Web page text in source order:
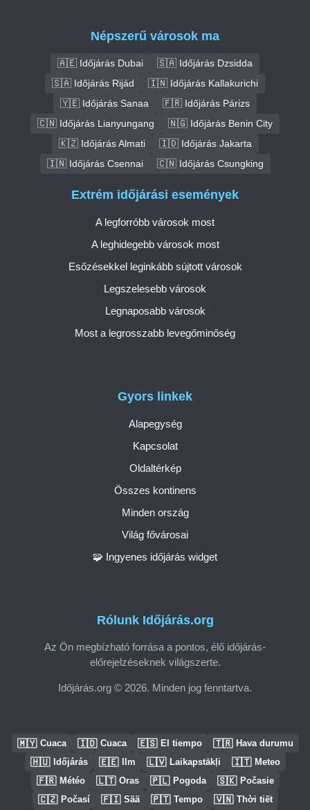
Népszerű városok ma
🇦🇪 Időjárás Dubai
🇸🇦 Időjárás Dzsidda
🇸🇦 Időjárás Rijád
🇮🇳 Időjárás Kallakurichi
🇾🇪 Időjárás Sanaa
🇫🇷 Időjárás Párizs
🇨🇳 Időjárás Lianyungang
🇳🇬 Időjárás Benin City
🇰🇿 Időjárás Almati
🇮🇩 Időjárás Jakarta
🇮🇳 Időjárás Csennai
🇨🇳 Időjárás Csungking
Rólunk Időjárás.org
Az Ön megbízható forrása a pontos, élő időjárás-
előrejelzéseknek világszerte.
Időjárás.org © 2026. Minden jog fenntartva.
Gyors linkek
Alapegység
Kapcsolat
Oldaltérkép
Összes kontinens
Minden ország
Világ fővárosai
🧩 Ingyenes időjárás widget
Extrém időjárási események
A legforróbb városok most
A leghidegebb városok most
Esőzésekkel leginkább sújtott városok
Legszelesebb városok
Legnaposabb városok
Most a legrosszabb levegőminőség
🇲🇾 Cuaca 🇮🇩 Cuaca 🇪🇸 El tiempo 🇹🇷 Hava durumu
🇭🇺 Időjárás 🇪🇪 Ilm 🇱🇻 Laikapstākļi 🇮🇹 Meteo
🇫🇷 Météo 🇱🇹 Oras 🇵🇱 Pogoda 🇸🇰 Počasie
🇨🇿 Počasí 🇫🇮 Sää 🇵🇹 Tempo 🇻🇳 Thời tiết